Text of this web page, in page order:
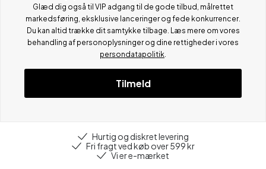
Glæd dig også til VIP adgang til de gode tilbud, målrettet
markedsføring, eksklusive lanceringer og fede konkurrencer.
Du kan altid trække dit samtykke tilbage. Læs mere om vores
behandling af personoplysninger og dine rettigheder i vores
persondatapolitik
Tilmeld
Hurtig og diskret levering
Fri fragt ved køb over 599 kr
Vi er e-mærket